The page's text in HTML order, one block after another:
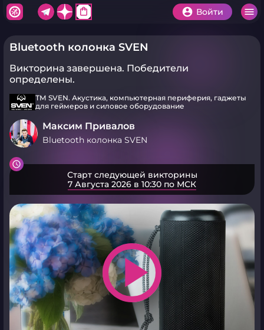
shopping_bag Войти
Bluetooth колонка SVEN
Викторина завершена. Победители
определены.
ТМ SVEN. Акустика, компьютерная периферия, гаджеты
для геймеров и силовое оборудование
Максим Привалов
Bluetooth колонка SVEN
Старт следующей викторины
7 Августа 2026 в 10:30 по МСК
play_arrow